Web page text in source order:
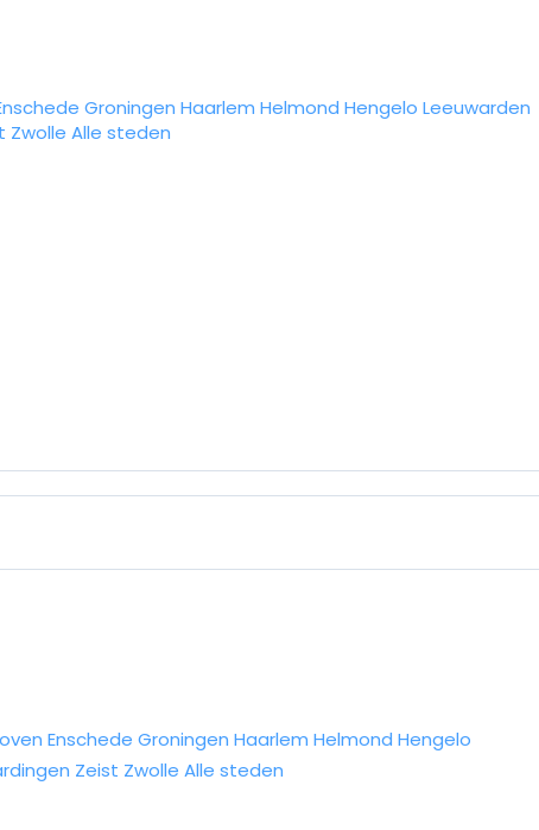
Groningen Haarlem Helmond Hengelo Leeuwarden
Zwolle Alle steden
Enschede Groningen Haarlem Helmond Hengelo
Zeist Zwolle Alle steden